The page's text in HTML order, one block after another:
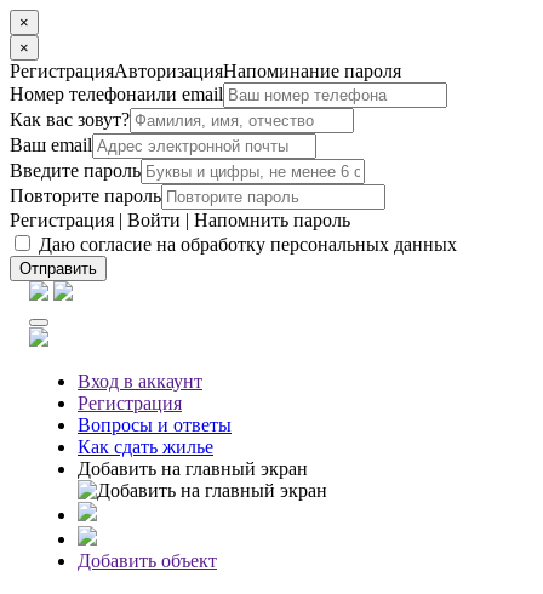
×
×
РегистрацияАвторизацияНапоминание пароля
Номер телефонаили email
Как вас зовут?
Ваш email
Введите пароль
Повторите пароль
Регистрация | Войти | Напомнить пароль
Даю согласие на обработку персональных данных
Отправить
Вход в аккаунт
Регистрация
Вопросы и ответы
Как сдать жилье
Добавить на главный экран
Добавить объект